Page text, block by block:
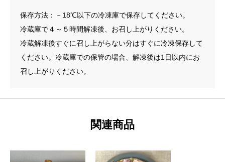
保存方法：－18℃以下の冷凍庫で保存してください。
冷蔵庫で４～５時間解凍後、お召し上がりください。
冷蔵解凍後すぐに召し上がらない分はすぐに冷凍保存して
ください。冷蔵庫での保管の場合、解凍後は1日以内にお
召し上がりください。
関連商品